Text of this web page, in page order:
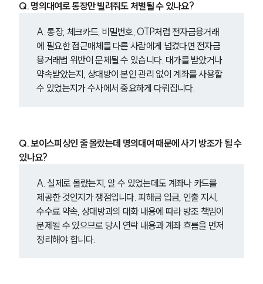
Q. 명의대여로 통장만 빌려줘도 처벌될 수 있나요?
A. 통장, 체크카드, 비밀번호, OTP처럼 전자금융거래
에 필요한 접근매체를 다른 사람에게 넘겼다면 전자금
융거래법 위반이 문제될 수 있습니다. 대가를 받았거나
약속받았는지, 상대방이 본인 관리 없이 계좌를 사용할
수 있었는지가 수사에서 중요하게 다뤄집니다.
Q. 보이스피싱인 줄 몰랐는데 명의대여 때문에 사기 방조가 될 수
있나요?
A. 실제로 몰랐는지, 알 수 있었는데도 계좌나 카드를
제공한 것인지가 쟁점입니다. 피해금 입금, 인출 지시,
수수료 약속, 상대방과의 대화 내용에 따라 방조 책임이
문제될 수 있으므로 당시 연락 내용과 계좌 흐름을 먼저
정리해야 합니다.